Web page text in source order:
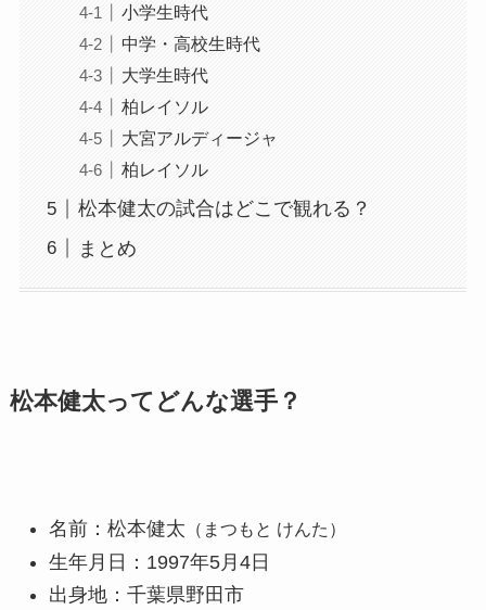
小学生時代
中学・高校生時代
大学生時代
柏レイソル
大宮アルディージャ
柏レイソル
松本健太の試合はどこで観れる？
まとめ
松本健太ってどんな選手？
名前：松本健太 （まつもと けんた）
生年月日：1997年5月4日
出身地：千葉県野田市